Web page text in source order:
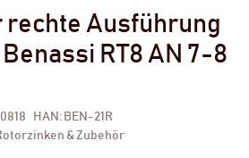
rechte Ausführung
RT8 AN 7-8
HAN: BEN-21R
& Zubehör